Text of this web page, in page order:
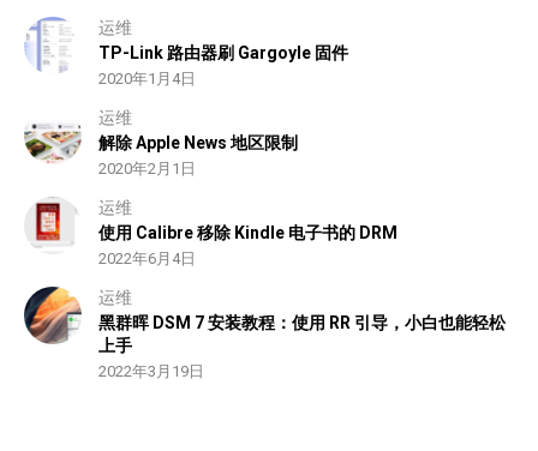
运维
TP-Link 路由器刷 Gargoyle 固件
2020年1月4日
运维
解除 Apple News 地区限制
2020年2月1日
运维
使用 Calibre 移除 Kindle 电子书的 DRM
2022年6月4日
运维
黑群晖 DSM 7 安装教程：使用 RR 引导，小白也能轻松
上手
2022年3月19日